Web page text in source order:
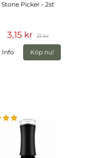
Stone Picker - 2st
3,15 kr 21 kr
Info Köp nu!